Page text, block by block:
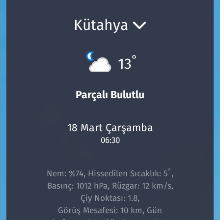
Kütahya
13°
Parçalı Bulutlu
18 Mart Çarşamba
06:30
Nem: %74, Hissedilen Sıcaklık: 5° ,
Basınç: 1012 hPa, Rüzgar: 12 km/s,
Çiy Noktası: 1.8,
Görüş Mesafesi: 10 km, Gün
Kültür Sanat
Şarköy